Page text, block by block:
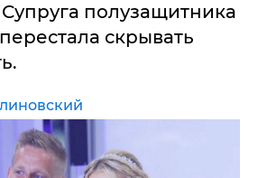
полузащитника
скрывать